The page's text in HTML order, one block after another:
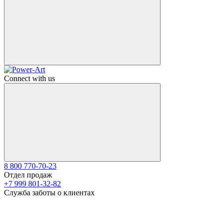
Connect with us
8 800 770-70-23
Отдел продаж
+7 999 801-32-82
Служба заботы о клиентах